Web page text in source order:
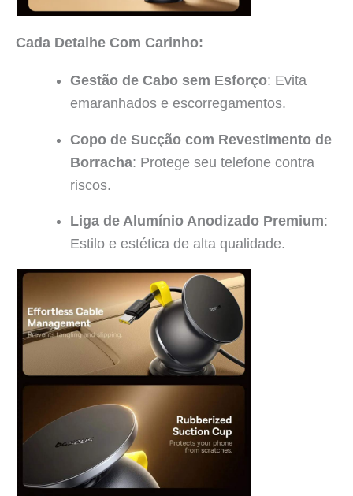
Cada Detalhe Com Carinho:
Gestão de Cabo sem Esforço: Evita
emaranhados e escorregamentos.
Copo de Sucção com Revestimento de
Borracha: Protege seu telefone contra
riscos.
Liga de Alumínio Anodizado Premium:
Estilo e estética de alta qualidade.